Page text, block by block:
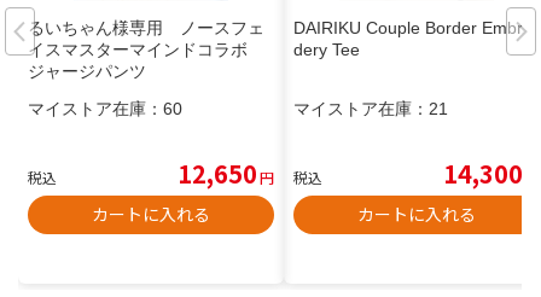
るいちゃん様専用 ノースフェ
イスマスターマインドコラボ
ジャージパンツ
マイストア在庫： 60
税込 12,650円
カートに入れる
DAIRIKU Couple Border Embroi
dery Tee
マイストア在庫： 21
税込 14,300
カートに入れる